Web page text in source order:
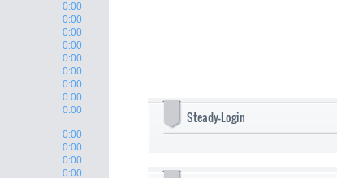
0:00
0:00
0:00
0:00
0:00
0:00
0:00
0:00
0:00
0:00
0:00
0:00
0:00
Steady-Login